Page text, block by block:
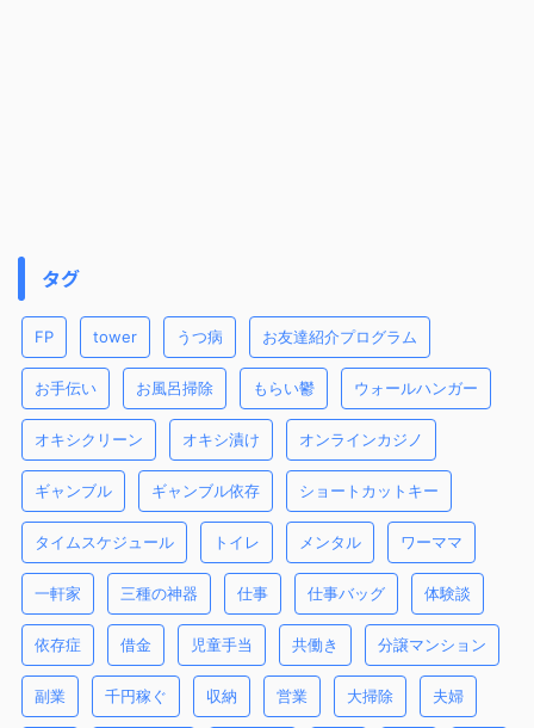
タグ
FP tower うつ病 お友達紹介プログラム
お手伝い お風呂掃除 もらい鬱 ウォールハンガー
オキシクリーン オキシ漬け オンラインカジノ
ギャンブル ギャンブル依存 ショートカットキー
タイムスケジュール トイレ メンタル ワーママ
一軒家 三種の神器 仕事 仕事バッグ 体験談
依存症 借金 児童手当 共働き 分譲マンション
副業 千円稼ぐ 収納 営業 大掃除 夫婦